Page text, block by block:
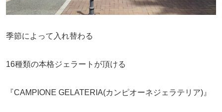
季節によって入れ替わる
16種類の本格ジェラートが頂ける
『CAMPIONE GELATERIA(カンピオーネジェラテリア)』